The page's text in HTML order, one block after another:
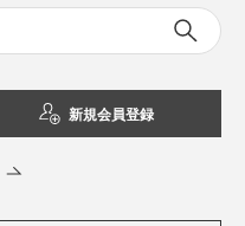
新規会員登録